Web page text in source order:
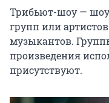
Трибьют-шоу —
групп или
музыкантов.
произведения
присутствуют.